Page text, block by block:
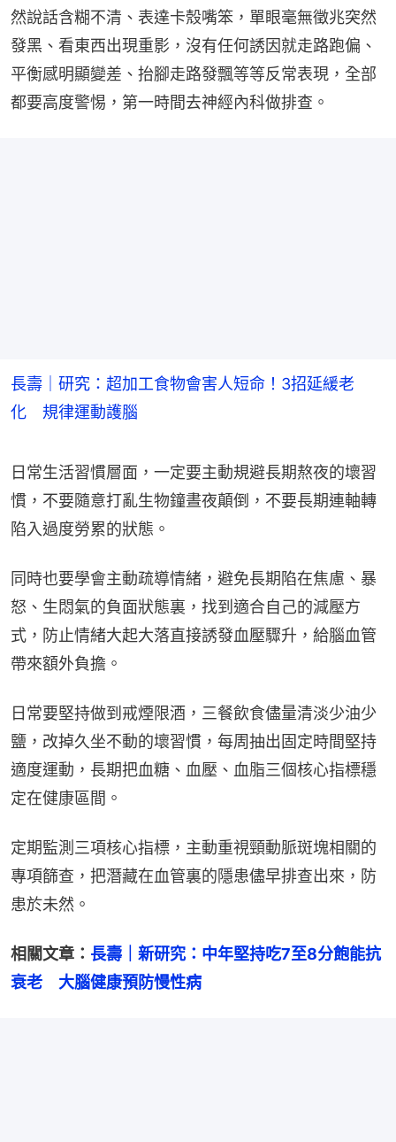
然說話含糊不清、表達卡殼嘴笨，單眼毫無徵兆突然
發黑、看東西出現重影，沒有任何誘因就走路跑偏、
平衡感明顯變差、抬腳走路發飄等等反常表現，全部
都要高度警惕，第一時間去神經內科做排查。
長壽｜研究：超加工食物會害人短命！3招延緩老
化 規律運動護腦
日常生活習慣層面，一定要主動規避長期熬夜的壞習
慣，不要隨意打亂生物鐘晝夜顛倒，不要長期連軸轉
陷入過度勞累的狀態。
同時也要學會主動疏導情緒，避免長期陷在焦慮、暴
怒、生悶氣的負面狀態裏，找到適合自己的減壓方
式，防止情緒大起大落直接誘發血壓驟升，給腦血管
帶來額外負擔。
日常要堅持做到戒煙限酒，三餐飲食儘量清淡少油少
鹽，改掉久坐不動的壞習慣，每周抽出固定時間堅持
適度運動，長期把血糖、血壓、血脂三個核心指標穩
定在健康區間。
定期監測三項核心指標，主動重視頸動脈斑塊相關的
專項篩查，把潛藏在血管裏的隱患儘早排查出來，防
患於未然。
相關文章： 長壽｜新研究：中年堅持吃7至8分飽能抗
衰老　大腦健康預防慢性病